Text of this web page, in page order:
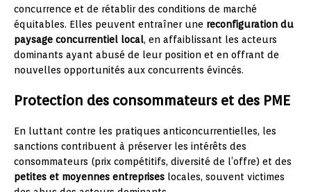
concurrence et de rétablir des conditions de marché
équitables. Elles peuvent entraîner une reconfiguration du
paysage concurrentiel local, en affaiblissant les acteurs
dominants ayant abusé de leur position et en offrant de
nouvelles opportunités aux concurrents évincés.
Protection des consommateurs et des PME
En luttant contre les pratiques anticoncurrentielles, les
sanctions contribuent à préserver les intérêts des
consommateurs (prix compétitifs, diversité de l’offre) et des
petites et moyennes entreprises locales, souvent victimes